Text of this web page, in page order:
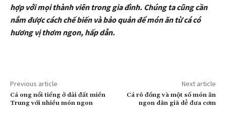
hợp với mọi thành viên trong gia đình. Chúng ta cũng cần
nắm được cách chế biến và bảo quản để món ăn từ cá có
hương vị thơm ngon, hấp dẫn.
Previous article
Cá ong nổi tiếng ở dải đất miền
Trung với nhiều món ngon
Next article
Cá rô đồng và một số món ăn
ngon dân giã dễ đưa cơm